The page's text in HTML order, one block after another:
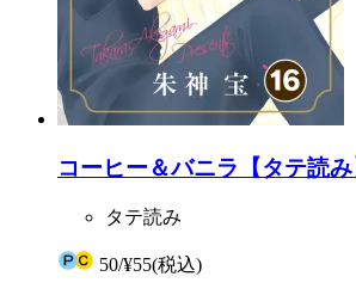
コーヒー＆バニラ【タテ読み
タテ読み
50/¥55(税込)